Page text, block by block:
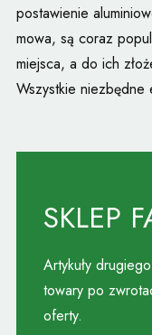
postawienie
mowa, są coraz
miejsca, a do ich
Wszystkie niezbędne
Samochód
carportom
Doskonała ochrona
od słońca i
dzięki
Zbudowane są one z
SKLEP
Artykuły
towary po
oferty.